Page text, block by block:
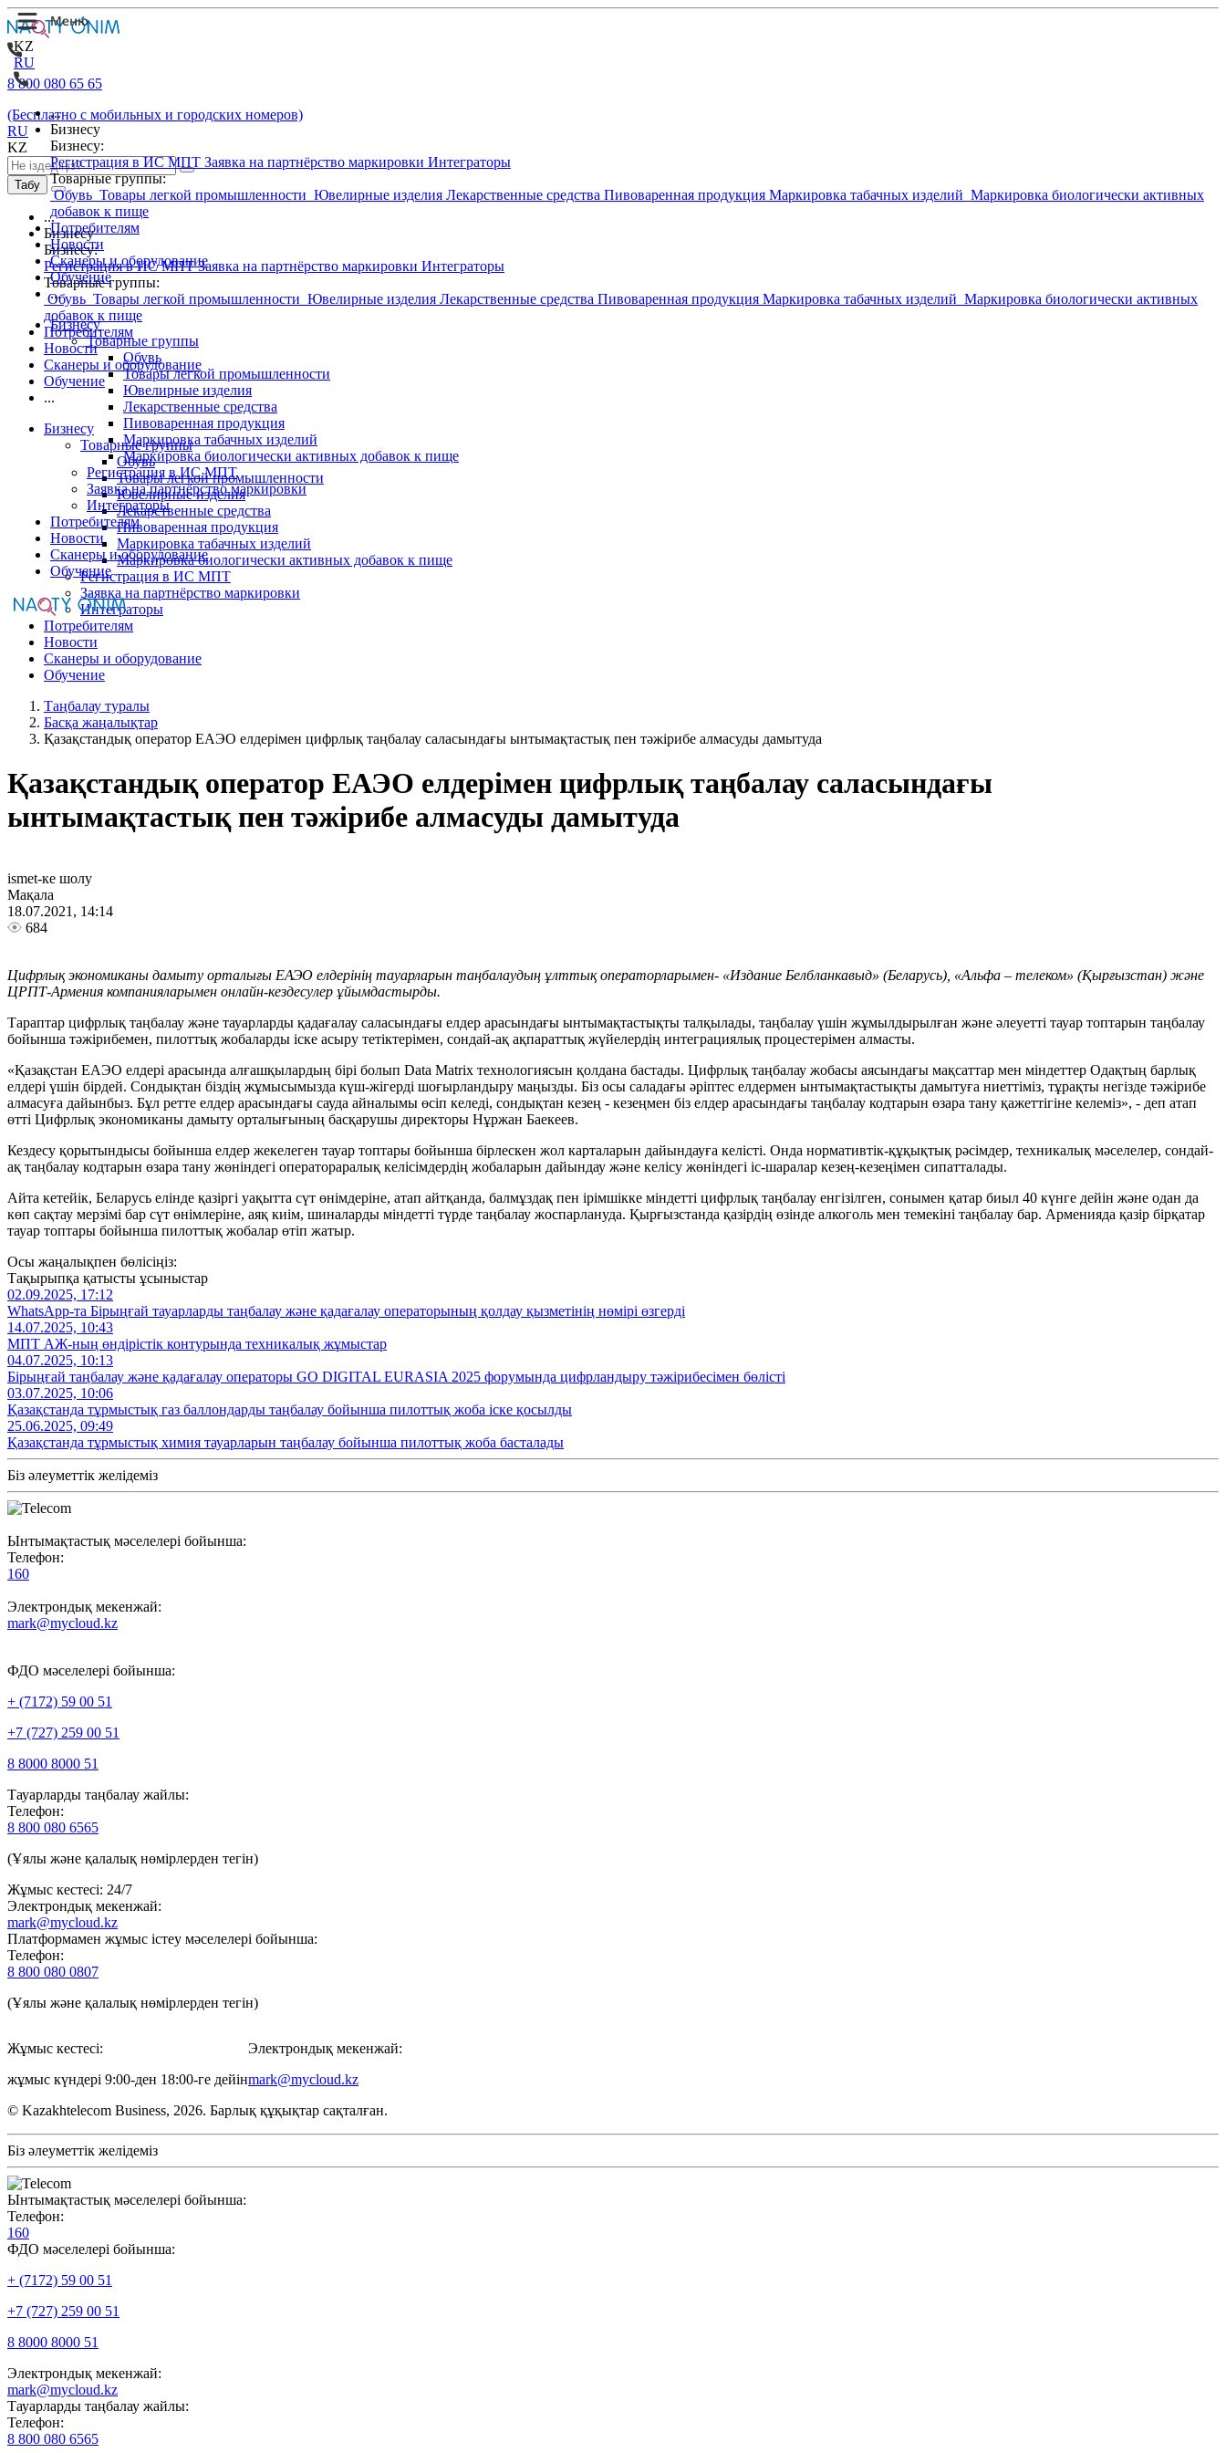
KZ
RU
...
Бизнесу
Бизнесу:
Регистрация в ИС МПТ Заявка на партнёрство маркировки Интеграторы
Товарные группы:
Обувь Товары легкой промышленности Ювелирные изделия Лекарственные средства Пивоваренная продукция Маркировка табачных изделий Маркировка биологически активных
добавок к пище
Потребителям
Новости
Сканеры и оборудование
Обучение
...
Бизнесу
Товарные группы
Обувь
Товары легкой промышленности
Ювелирные изделия
Лекарственные средства
Пивоваренная продукция
Маркировка табачных изделий
Маркировка биологически активных добавок к пище
Регистрация в ИС МПТ
Заявка на партнёрство маркировки
Интеграторы
Потребителям
Новости
Сканеры и оборудование
Обучение
8 800 080 65 65
(Бесплатно с мобильных и городских номеров)
RU
KZ
Табу
...
Бизнесу
Бизнесу:
Регистрация в ИС МПТЗаявка на партнёрство маркировки Интеграторы
Товарные группы:
Обувь Товары легкой промышленности Ювелирные изделия Лекарственные средства Пивоваренная продукция Маркировка табачных изделий Маркировка биологически активных
добавок к пище
Потребителям
Новости
Сканеры и оборудование
Обучение
...
Бизнесу
Товарные группы
Обувь
Товары легкой промышленности
Ювелирные изделия
Лекарственные средства
Пивоваренная продукция
Маркировка табачных изделий
Маркировка биологически активных добавок к пище
Регистрация в ИС МПТ
Заявка на партнёрство маркировки
Интеграторы
Потребителям
Новости
Сканеры и оборудование
Обучение
Таңбалау туралы
Басқа жаңалықтар
Қазақстандық оператор ЕАЭО елдерімен цифрлық таңбалау саласындағы ынтымақтастық пен тәжірибе алмасуды дамытуда
Қазақстандық оператор ЕАЭО елдерімен цифрлық таңбалау саласындағы
ынтымақтастық пен тәжірибе алмасуды дамытуда
ismet-ке шолу
Мақала
18.07.2021, 14:14
684
Цифрлық экономиканы дамыту орталығы ЕАЭО елдерінің тауарларын таңбалаудың ұлттық операторларымен- «Издание Белбланкавыд» (Беларусь), «Альфа – телеком» (Қырғызстан) және
ЦРПТ-Армения компанияларымен онлайн-кездесулер ұйымдастырды.
Тараптар цифрлық таңбалау және тауарларды қадағалау саласындағы елдер арасындағы ынтымақтастықты талқылады, таңбалау үшін жұмылдырылған және әлеуетті тауар топтарын таңбалау
бойынша тәжірибемен, пилоттық жобаларды іске асыру тетіктерімен, сондай-ақ ақпараттық жүйелердің интеграциялық процестерімен алмасты.
«Қазақстан ЕАЭО елдері арасында алғашқылардың бірі болып Data Matrix технологиясын қолдана бастады. Цифрлық таңбалау жобасы аясындағы мақсаттар мен міндеттер Одақтың барлық
елдері үшін бірдей. Сондықтан біздің жұмысымызда күш-жігерді шоғырландыру маңызды. Біз осы саладағы әріптес елдермен ынтымақтастықты дамытуға ниеттіміз, тұрақты негізде тәжірибе
алмасуға дайынбыз. Бұл ретте елдер арасындағы сауда айналымы өсіп келеді, сондықтан кезең - кезеңмен біз елдер арасындағы таңбалау кодтарын өзара тану қажеттігіне келеміз», - деп атап
өтті Цифрлық экономиканы дамыту орталығының басқарушы директоры Нұржан Баекеев.
Кездесу қорытындысы бойынша елдер жекелеген тауар топтары бойынша бірлескен жол карталарын дайындауға келісті. Онда нормативтік-құқықтық рәсімдер, техникалық мәселелер, сондай-
ақ таңбалау кодтарын өзара тану жөніндегі оператораралық келісімдердің жобаларын дайындау және келісу жөніндегі іс-шаралар кезең-кезеңімен сипатталады.
Айта кетейік, Беларусь елінде қазіргі уақытта сүт өнімдеріне, атап айтқанда, балмұздақ пен ірімшікке міндетті цифрлық таңбалау енгізілген, сонымен қатар биыл 40 күнге дейін және одан да
көп сақтау мерзімі бар сүт өнімлеріне, аяқ киім, шиналарды міндетті түрде таңбалау жоспарлануда. Қырғызстанда қазірдің өзінде алкоголь мен темекіні таңбалау бар. Арменияда қазір бірқатар
тауар топтары бойынша пилоттық жобалар өтіп жатыр.
Осы жаңалықпен бөлісіңіз:
Тақырыпқа қатысты ұсыныстар
02.09.2025, 17:12
WhatsApp-та Бірыңғай тауарларды таңбалау және қадағалау операторының қолдау қызметінің нөмірі өзгерді
14.07.2025, 10:43
МПТ АЖ-ның өндірістік контурында техникалық жұмыстар
04.07.2025, 10:13
Бірыңғай таңбалау және қадағалау операторы GO DIGITAL EURASIA 2025 форумында цифрландыру тәжірибесімен бөлісті
03.07.2025, 10:06
Қазақстанда тұрмыстық газ баллондарды таңбалау бойынша пилоттық жоба іске қосылды
25.06.2025, 09:49
Қазақстанда тұрмыстық химия тауарларын таңбалау бойынша пилоттық жоба басталады
Біз әлеуметтік желідеміз
Ынтымақтастық мәселелері бойынша:
Телефон:
160
Электрондық мекенжай:
mark@mycloud.kz
ФДО мәселелері бойынша:
+ (7172) 59 00 51
+7 (727) 259 00 51
8 8000 8000 51
Тауарларды таңбалау жайлы:
Телефон:
8 800 080 6565
(Ұялы және қалалық нөмірлерден тегін)
Жұмыс кестесі: 24/7
Электрондық мекенжай:
mark@mycloud.kz
Платформамен жұмыс істеу мәселелері бойынша:
Телефон:
8 800 080 0807
(Ұялы және қалалық нөмірлерден тегін)
Жұмыс кестесі:
жұмыс күндері 9:00-ден 18:00-ге дейін
Электрондық мекенжай:
mark@mycloud.kz
© Kazakhtelecom Business, 2026. Барлық құқықтар сақталған.
Біз әлеуметтік желідеміз
Ынтымақтастық мәселелері бойынша:
Телефон:
160
ФДО мәселелері бойынша:
+ (7172) 59 00 51
+7 (727) 259 00 51
8 8000 8000 51
Электрондық мекенжай:
mark@mycloud.kz
Тауарларды таңбалау жайлы:
Телефон:
8 800 080 6565